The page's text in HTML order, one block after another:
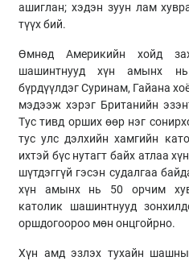
ашиглан; хэдэн зуун лам
түүх бий.
Өмнөд Америкийн хойд
шашинтнууд хүн амынх
бүрдүүлдэг Суринам, Гайана
мэдээж хэрэг Британийн
Тус тивд орших өөр нэг
тус улс дэлхийн хамгийн
ихтэй бүс нутагт байх атлаа
шүтдэггүй гэсэн судалгаа
хүн амынх нь 50 орчим
католик шашинтнууд
оршдогоороо мөн онцгойрно.
Хүн амд эзлэх тухайн шашны